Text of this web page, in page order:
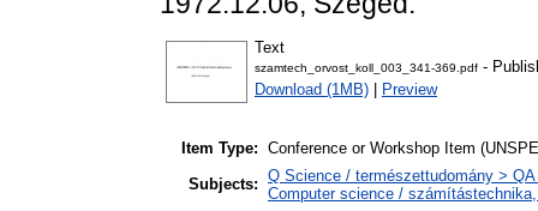
Text
szamtech_orvost_koll_003_341-369.pdf -
Download (1MB)
Preview
Item Type: Conference or Workshop Item
Subjects: Q Science / természettudomány >
Computer science /